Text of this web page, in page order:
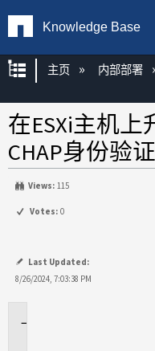
Knowledge Base
扩展/隐缩全局
主页 内部部署
在ESXi主机上
CHAP身份验
Views: 115
Votes: 0
Last Updated:
8/26/2024, 7:03:38 PM